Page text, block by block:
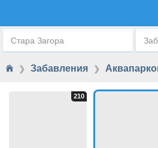
Стара Загора
❯ Забавления ❯